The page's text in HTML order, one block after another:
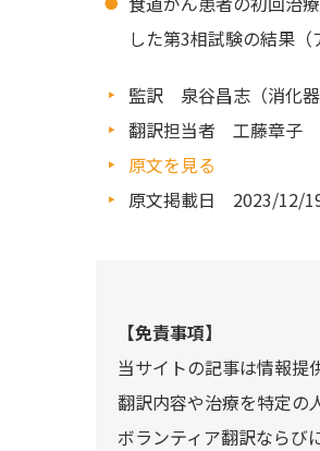
した第3相試験の結果（
監訳 泉谷昌志（消化器
翻訳担当者 工藤章子
原文を見る
原文掲載日 2023/12/
【免責事項】
当サイトの記事は情報提
翻訳内容や治療を特定の
ボランティア翻訳ならび